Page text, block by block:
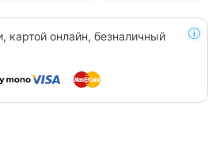
картой онлайн, безналичный